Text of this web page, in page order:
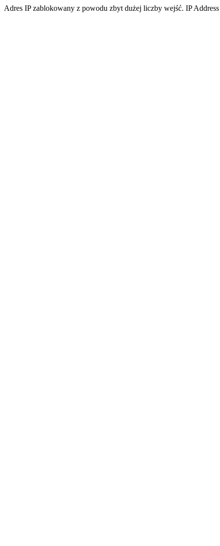
Adres IP zablokowany z powodu zbyt dużej liczby wejść. IP